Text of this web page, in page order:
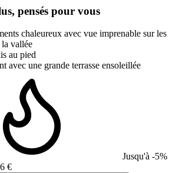
pensés pour vous
chaleureux avec vue imprenable sur les
la vallée
au pied
avec une grande terrasse ensoleillée
Jusqu'à -5%
€